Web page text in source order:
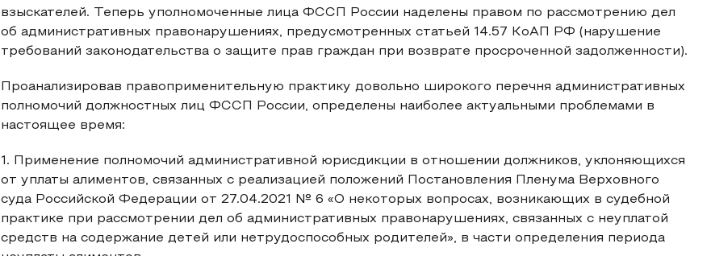
взыскателей. Теперь уполномоченные лица ФССП России наделены правом по рассмотрению дел
об административных правонарушениях, предусмотренных статьей 14.57 КоАП РФ (нарушение
требований законодательства о защите прав граждан при возврате просроченной задолженности).
Проанализировав правоприменительную практику довольно широкого перечня административных
полномочий должностных лиц ФССП России, определены наиболее актуальными проблемами в
настоящее время:
1. Применение полномочий административной юрисдикции в отношении должников, уклоняющихся
от уплаты алиментов, связанных с реализацией положений Постановления Пленума Верховного
суда Российской Федерации от 27.04.2021 № 6 «О некоторых вопросах, возникающих в судебной
практике при рассмотрении дел об административных правонарушениях, связанных с неуплатой
средств на содержание детей или нетрудоспособных родителей», в части определения периода